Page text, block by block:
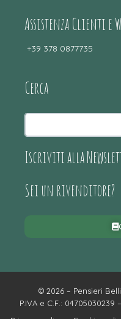
Assistenza Clienti e
+39 378 0877735
Cerca
Iscriviti alla
Sei un rivenditore?
© 2026 – Pensieri
P.IVA e C.F.: 04705030239